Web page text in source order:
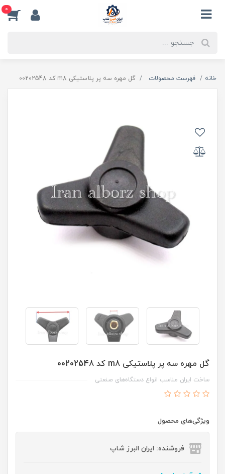
0
خانه فهرست محصولات گل مهره سه پر پلاستیکی m8 کد 00202548
گل مهره سه پر پلاستیکی m8 کد 00202548
ساخت ایران مناسب انواع دستگاه‌های صنعتی
ویژگی‌های محصول
فروشنده: ایران البرز شاپ